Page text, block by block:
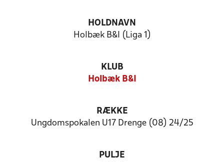
HOLDNAVN
Holbæk B&I (Liga 1)
KLUB
Holbæk B&I
RÆKKE
Ungdomspokalen U17 Drenge (08) 24/25
PULJE